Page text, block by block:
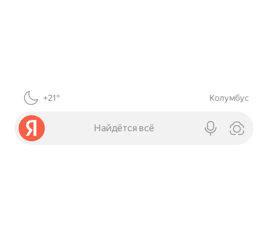
+21° Колумбус
Найдётся всё